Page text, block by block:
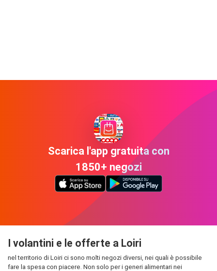
Scarica l'app gratuita con
1850+ negozi
I volantini e le offerte a Loiri
nel territorio di Loiri ci sono molti negozi diversi, nei quali è possibile
fare la spesa con piacere. Non solo per i generi alimentari nei